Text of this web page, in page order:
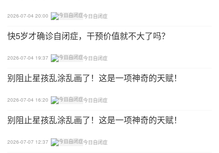
高位控制法——把压舌板横向夹住，发/i/的音。
下颌稳定控制法
咬住大物体法——咬住大咀嚼器，让下颌保持低位坚
持10秒。
咬住小物体法——咬住小物体，让下颌保持高位坚持
持10秒。
2026-07-04 20:00 今日自闭症
快5岁才确诊自闭症，干预价值就不大了吗？
2026-07-04 19:37 今日自闭症
别阻止星孩乱涂乱画了！这是一项神奇的天赋！
2026-07-04 16:20 今日自闭症
别阻止星孩乱涂乱画了！这是一项神奇的天赋！
2026-07-07 12:37 今日自闭症